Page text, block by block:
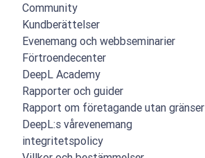
Community
Kundberättelser
Evenemang och webbseminarier
Förtroendecenter
DeepL Academy
Rapporter och guider
Rapport om företagande utan gränser
DeepL:s vårevenemang
integritetspolicy